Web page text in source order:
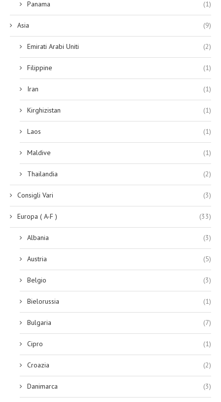
Panama (1)
Asia (9)
Emirati Arabi Uniti (2)
Filippine (1)
Iran (1)
Kirghizistan (1)
Laos (1)
Maldive (1)
Thailandia (2)
Consigli Vari (3)
Europa ( A-F ) (33)
Albania (3)
Austria (5)
Belgio (3)
Bielorussia (1)
Bulgaria (7)
Cipro (1)
Croazia (2)
Danimarca (3)